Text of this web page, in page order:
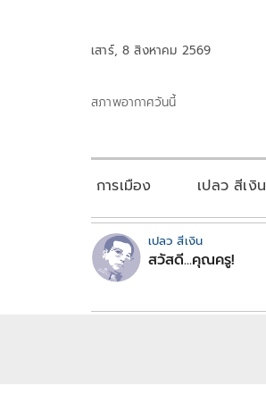
เสาร์, 8 สิงหาคม 2569
สภาพอากาศวันนี้
การเมือง เปลว สีเงิน
เปลว สีเงิน
สวัสดี...คุณครู!